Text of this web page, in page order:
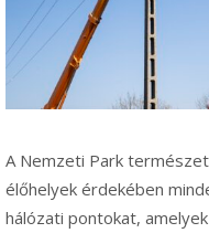
A Nemzeti Park
élőhelyek érdekében
hálózati pontokat,